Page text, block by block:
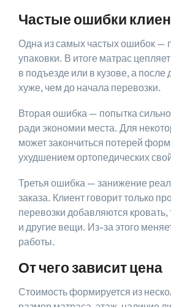
Частые ошибки
Одна из самых частых ошибок —
упаковки. В итоге матрас
в подъезде или в кузове, а после
хуже, чем до начала перевозки.
Вторая ошибка — попытка сильно
ради экономии места. Для
может закончиться потерей
ухудшением ортопедических
Третья ошибка — занижение
заказа. Клиент говорит только
перевозки добавляются кровать,
и другие вещи. Из-за этого
работы.
От чего зависит цена
Стоимость формируется из